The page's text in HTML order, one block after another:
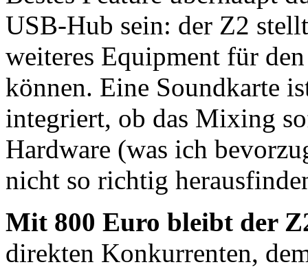
USB-Hub sein: der Z2
weiteres Equipment für
können. Eine Soundkarte
integriert, ob das Mixing
Hardware (was ich
nicht so richtig
Mit 800 Euro bleibt der
direkten Konkurrenten,